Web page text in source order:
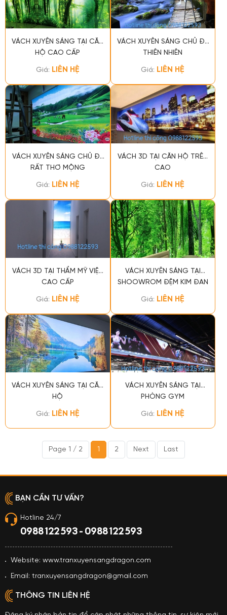
VÁCH XUYÊN SÁNG TẠI CĂN
HỘ CAO CẤP
Giá: LIÊN HỆ
VÁCH XUYÊN SÁNG CHỦ ĐỀ
THIÊN NHIÊN
Giá: LIÊN HỆ
VÁCH XUYÊN SÁNG CHỦ ĐỀ
RẤT THƠ MỘNG
Giá: LIÊN HỆ
VÁCH 3D TẠI CĂN HỘ TRÊN
CAO
Giá: LIÊN HỆ
VÁCH 3D TẠI THẨM MỸ VIỆN
CAO CẤP
Giá: LIÊN HỆ
VÁCH XUYÊN SÁNG TẠI
SHOOWROM ĐỆM KIM ĐAN
Giá: LIÊN HỆ
VÁCH XUYÊN SÁNG TẠI CĂN
HỘ
Giá: LIÊN HỆ
VÁCH XUYÊN SÁNG TẠI
PHÒNG GYM
Giá: LIÊN HỆ
Page 1 / 2 1 2 Next Last
BẠN CẦN TƯ VẤN?
Hotline 24/7
0988 122 593 - 0988 122 593
Website: www.tranxuyensangdragon.com
Email: tranxuyensangdragon@gmail.com
THÔNG TIN LIÊN HỆ